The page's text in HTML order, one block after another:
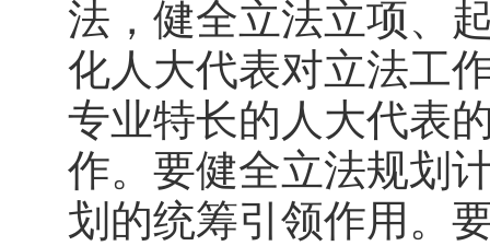
法，健全立法立项、
化人大代表对立法工
专业特长的人大代表
作。要健全立法规划
划的统筹引领作用。